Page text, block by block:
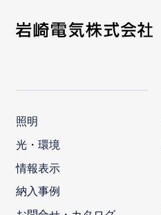
照明
光・環境
情報表示
納入事例